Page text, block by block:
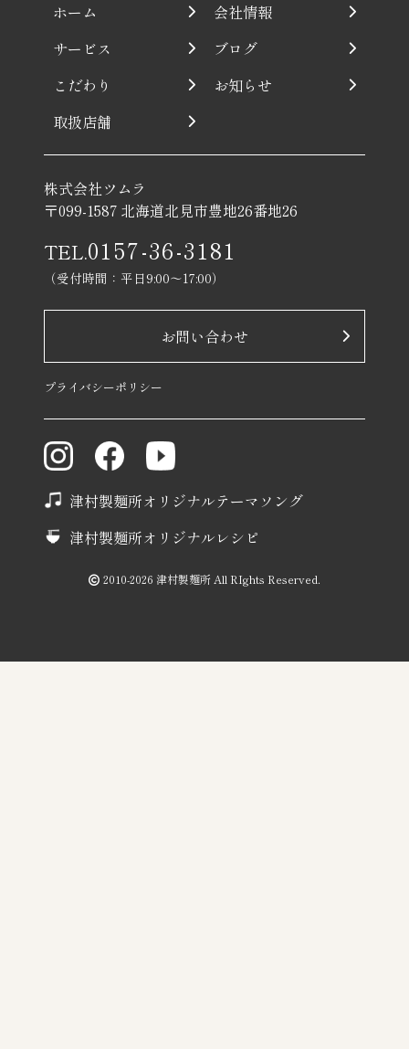
ホーム
サービス
こだわり
取扱店舗
会社情報
ブログ
お知らせ
株式会社ツムラ
〒099-1587 北海道北見市豊地26番地26
TEL.0157-36-3181
（受付時間：平日9:00〜17:00）
お問い合わせ
プライバシーポリシー
津村製麺所オリジナルテーマソング
津村製麺所オリジナルレシピ
2010-2026 津村製麺所 All RIghts Reserved.